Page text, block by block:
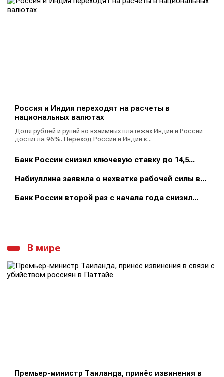
Россия и Индия переходят на расчеты в
национальных валютах
Доля рублей и рупий во взаимных платежах Индии и России
достигла 96%. Переход России и Индии к...
Банк России снизил ключевую ставку до 14,5...
Набиуллина заявила о нехватке рабочей силы в...
Банк России второй раз с начала года снизил...
В мире
Премьер-министр Таиланда, принёс извинения в